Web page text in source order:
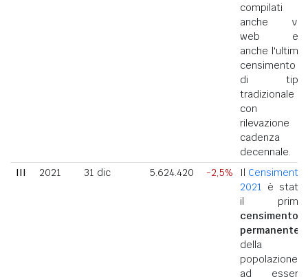
compilati
anche via
web ed
anche l'ultimo
censimento
di tipo
tradizionale
con
rilevazione a
cadenza
decennale.
III
2021 31 dic 5.624.420 -2,5% Il Censimento
2021 è stato
il primo
censimento
permanente
della
popolazione
ad essere